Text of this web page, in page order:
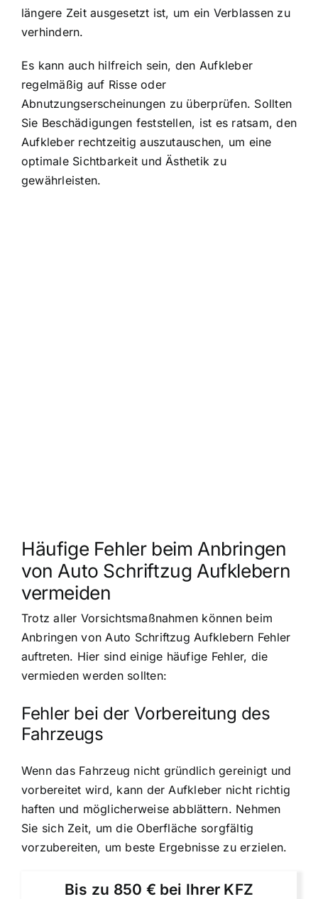
längere Zeit ausgesetzt ist, um ein Verblassen zu
verhindern.
Es kann auch hilfreich sein, den Aufkleber
regelmäßig auf Risse oder
Abnutzungserscheinungen zu überprüfen. Sollten
Sie Beschädigungen feststellen, ist es ratsam, den
Aufkleber rechtzeitig auszutauschen, um eine
optimale Sichtbarkeit und Ästhetik zu
gewährleisten.
Häufige Fehler beim Anbringen
von Auto Schriftzug Aufklebern
vermeiden
Trotz aller Vorsichtsmaßnahmen können beim
Anbringen von Auto Schriftzug Aufklebern Fehler
auftreten. Hier sind einige häufige Fehler, die
vermieden werden sollten:
Fehler bei der Vorbereitung des
Fahrzeugs
Wenn das Fahrzeug nicht gründlich gereinigt und
vorbereitet wird, kann der Aufkleber nicht richtig
haften und möglicherweise abblättern. Nehmen
Sie sich Zeit, um die Oberfläche sorgfältig
vorzubereiten, um beste Ergebnisse zu erzielen.
Bis zu 850 € bei Ihrer KFZ